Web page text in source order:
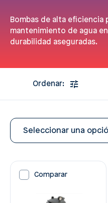
Bombas de alta
mantenimiento de agua
durabilidad aseguradas.
Ordenar:
Seleccionar una
Comparar